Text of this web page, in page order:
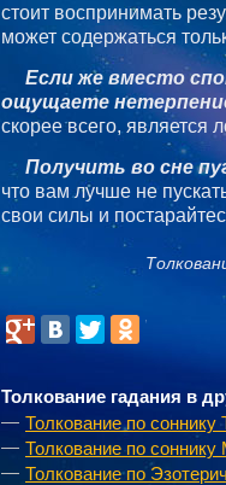
стоит воспринимать
может содержаться
Если же вместо
ощущаете
скорее всего, является
Получить во сне
что вам лучше не
свои силы и
Толкование гадания в
Толкование по
Толкование по
Толкование по